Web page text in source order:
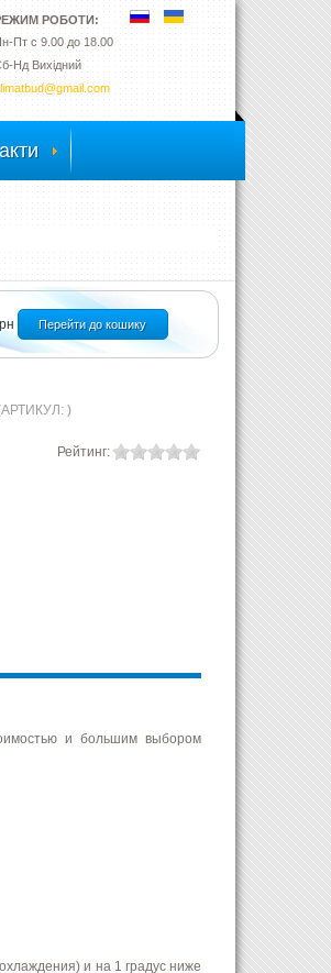
РОБОТИ:
Пт с 9.00 до 18.00
Нд Вихідний
Перейти до кошику
)
Рейтинг:
и большим выбором
и на 1 градус ниже